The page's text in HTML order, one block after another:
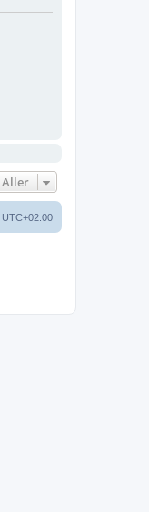
Aller
UTC+02:00